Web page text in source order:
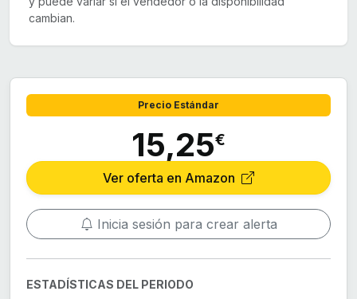
cambian.
Precio Estándar
15,25€
Ver oferta en Amazon
Inicia sesión para crear alerta
ESTADÍSTICAS DEL PERIODO